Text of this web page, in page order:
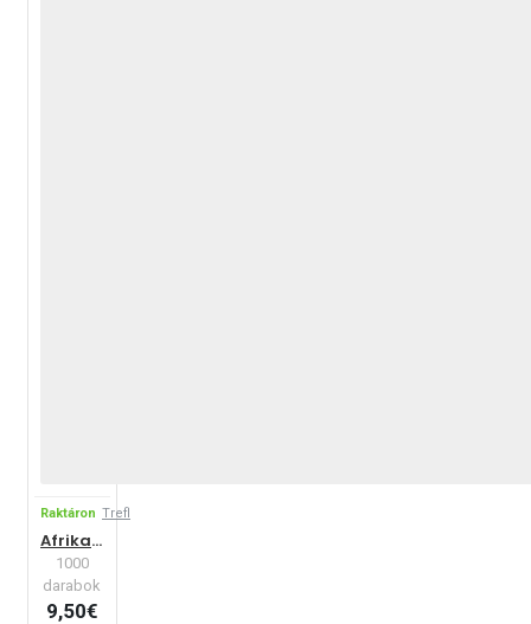
Raktáron Trefl
Afrikai elefántok
1000
darabok
9,50€